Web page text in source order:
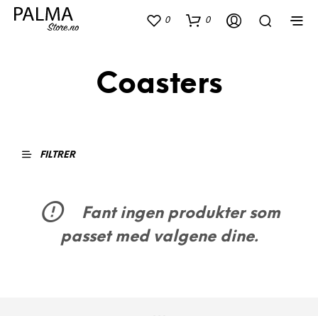
0 0
Coasters
FILTRER
Fant ingen produkter som
passet med valgene dine.